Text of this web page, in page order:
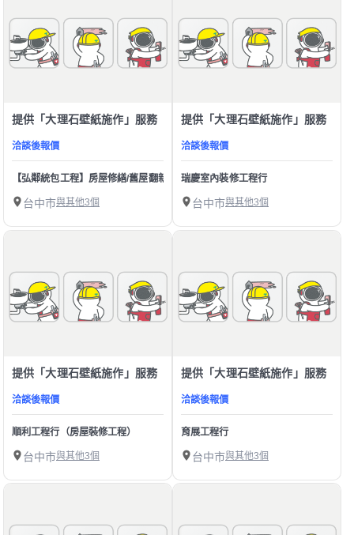
提供「大理石壁紙施作」服務
洽談後報價
【弘鄰統包工程】房屋修繕/舊屋翻新/裝潢
台中市與其他3個
提供「大理石壁紙施作」服務
洽談後報價
瑞慶室內裝修工程行
台中市與其他3個
提供「大理石壁紙施作」服務
洽談後報價
順利工程行（房屋裝修工程）
台中市與其他3個
提供「大理石壁紙施作」服務
洽談後報價
育展工程行
台中市與其他3個